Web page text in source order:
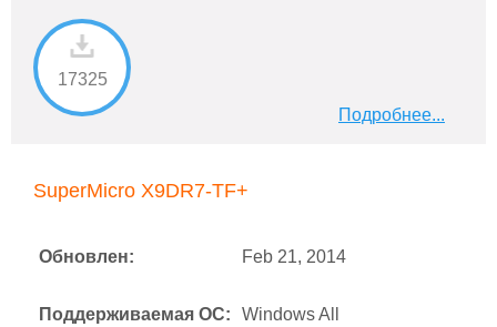
17325
Подробнее...
SuperMicro X9DR7-TF+
Обновлен: Feb 21, 2014
Поддерживаемая ОС: Windows All